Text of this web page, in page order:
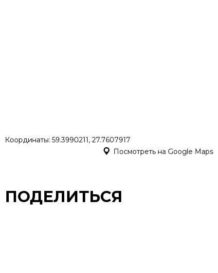
Координаты: 59.3990211, 27.7607917
Посмотреть на Google Maps
ПОДЕЛИТЬСЯ